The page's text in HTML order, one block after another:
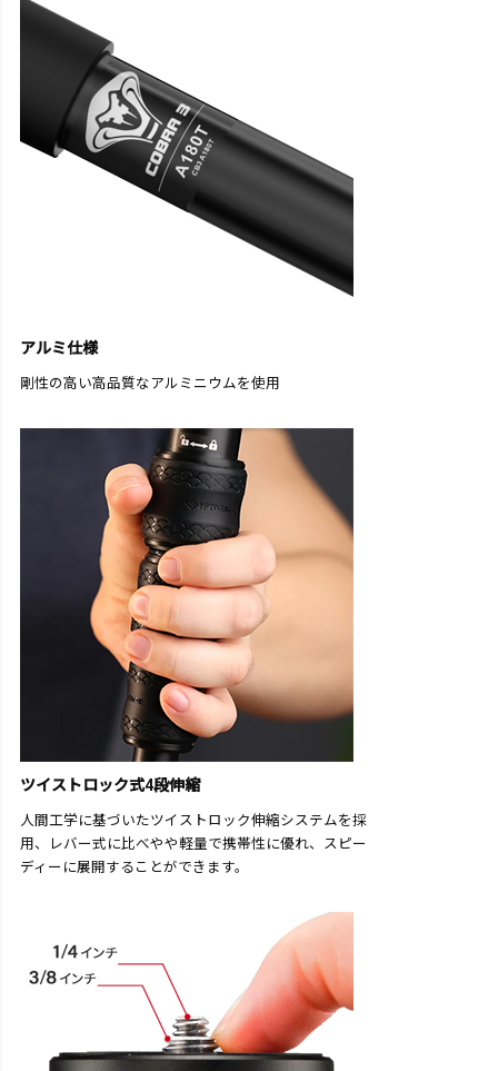
アルミ仕様
剛性の高い高品質なアルミニウムを使用
ツイストロック式4段伸縮
人間工学に基づいたツイストロック伸縮システムを採
用、レバー式に比べやや軽量で携帯性に優れ、スピー
ディーに展開することができます。